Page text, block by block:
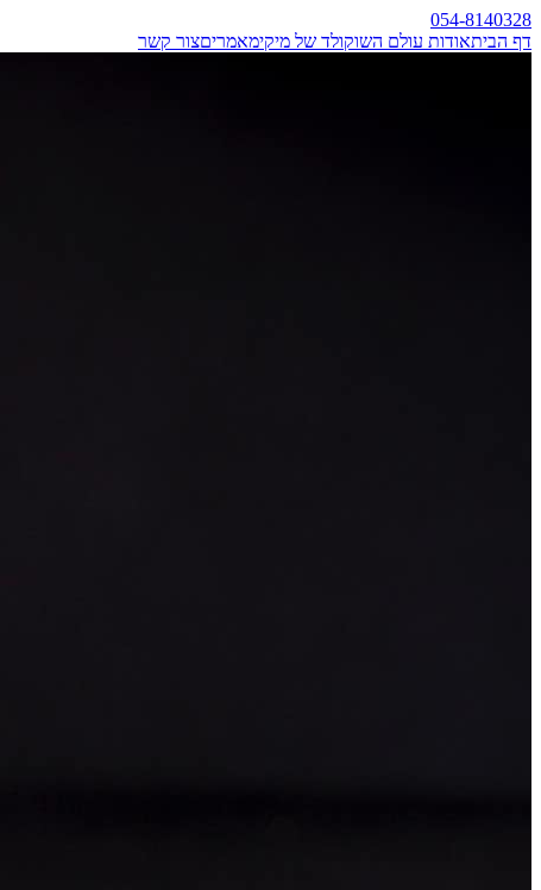
054-8140328
דף הביתאודות עולם השוקולד של מיקימאמריםצור קשר